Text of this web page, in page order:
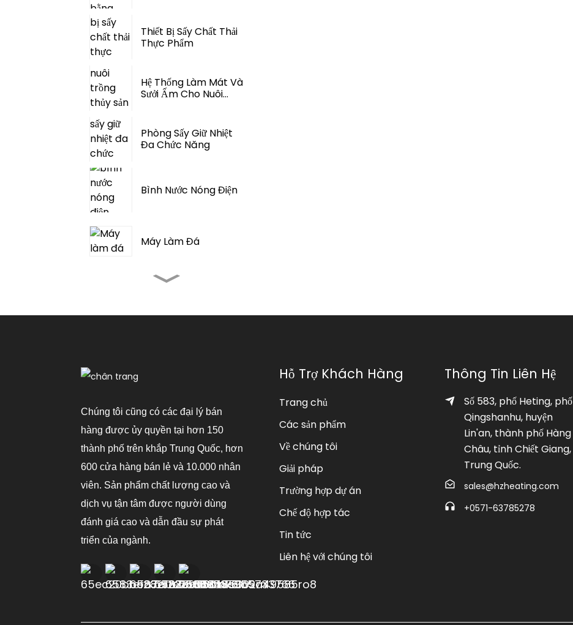
Thiết Bị Sấy Chất Thải
Thực Phẩm
Hệ Thống Làm Mát Và
Sưởi Ấm Cho Nuôi
Phòng Sấy Giữ Nhiệt
Đa Chức Năng
Bình Nước Nóng Điện
Máy Làm Đá
Máy Điều Hòa Không
Hút Ẩm Và Quạt
Máy Điều Hòa Không
Khí Di Động, Chế Độ
Làm Mát/sưởi Ấm Tự
Nhiên.
Chúng tôi cũng có các đại lý bán
hàng được ủy quyền tại hơn 150
thành phố trên khắp Trung Quốc, hơn
600 cửa hàng bán lẻ và 10.000 nhân
viên. Sản phẩm chất lượng cao và
dịch vụ tận tâm được người dùng
đánh giá cao và dẫn đầu sự phát
triển của ngành.
Hỗ Trợ Khách Hàng
Trang chủ
Các sản phẩm
Về chúng tôi
Giải pháp
Trường hợp dự án
Chế độ hợp tác
Tin tức
Liên hệ với chúng tôi
Thông Tin Liên Hệ
Số 583, phố Heting, phố
Qingshanhu, huyện
Lin'an, thành phố Hàng
Châu, tỉnh Chiết Giang,
Trung Quốc.
sales@hzheating.com
+0571-63785278